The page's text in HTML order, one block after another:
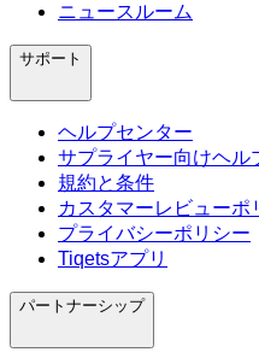
ニュースルーム
サポート
ヘルプセンター
サプライヤー向けヘル
規約と条件
カスタマーレビューポ
プライバシーポリシー
Tiqetsアプリ
パートナーシップ